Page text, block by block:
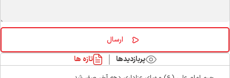
پربازدیدها تازه ها